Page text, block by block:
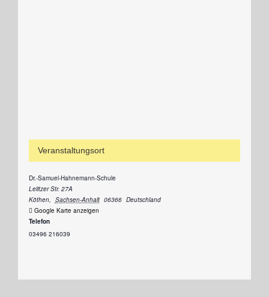
Veranstaltungsort
Dr.-Samuel-Hahnemann-Schule
Lelitzer Str. 27A
Köthen, Sachsen-Anhalt 06366 Deutschland
Google Karte anzeigen
Telefon
03496 216039